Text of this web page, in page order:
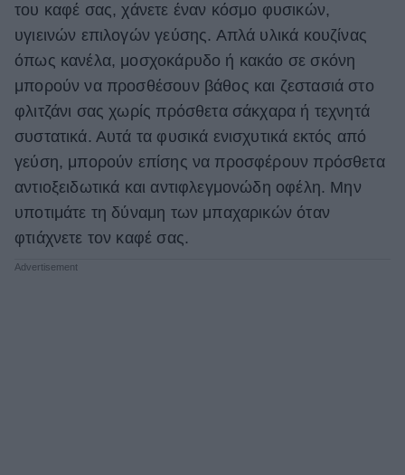
του καφέ σας, χάνετε έναν κόσμο φυσικών,
υγιεινών επιλογών γεύσης. Απλά υλικά κουζίνας
όπως κανέλα, μοσχοκάρυδο ή κακάο σε σκόνη
μπορούν να προσθέσουν βάθος και ζεστασιά στο
φλιτζάνι σας χωρίς πρόσθετα σάκχαρα ή τεχνητά
συστατικά. Αυτά τα φυσικά ενισχυτικά εκτός από
γεύση, μπορούν επίσης να προσφέρουν πρόσθετα
αντιοξειδωτικά και αντιφλεγμονώδη οφέλη. Μην
υποτιμάτε τη δύναμη των μπαχαρικών όταν
φτιάχνετε τον καφέ σας.